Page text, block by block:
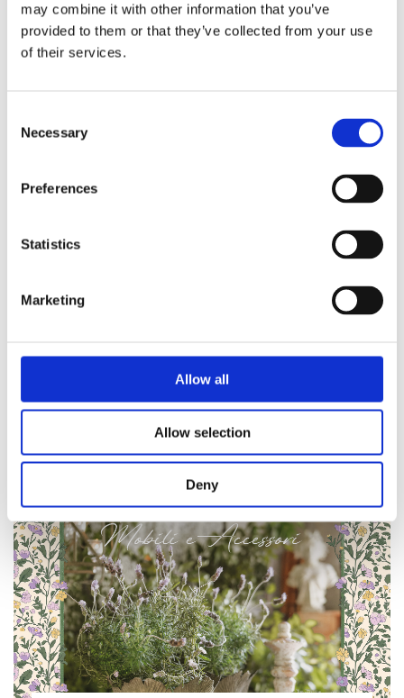
may combine it with other information that you’ve
provided to them or that they’ve collected from your use
of their services.
Selection
Necessary
Preferences
Statistics
Marketing
Allow all
Allow selection
Deny
10/08/2026 -
CATÁLOGO TEXTIL OTOÑO